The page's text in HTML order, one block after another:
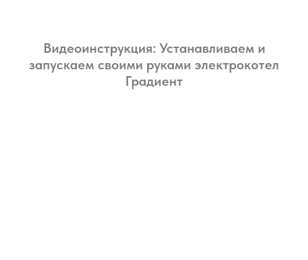
Видеоинструкция: Устанавливаем и
запускаем своими руками электрокотел
Градиент